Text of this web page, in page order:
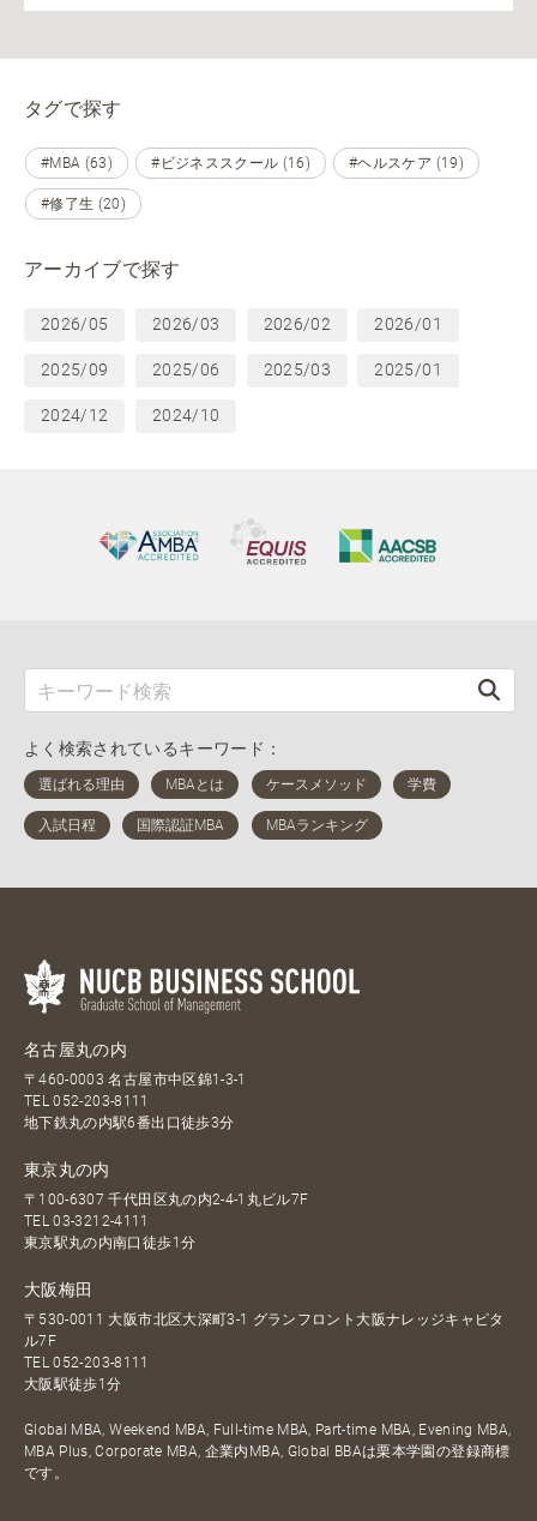
タグで探す
#MBA (63) #ビジネススクール (16) #ヘルスケア (19)
#修了生 (20)
アーカイブで探す
2026/05 2026/03 2026/02 2026/01
2025/09 2025/06 2025/03 2025/01
2024/12 2024/10
よく検索されているキーワード：
名古屋丸の内
〒460-0003 名古屋市中区錦1-3-1
TEL052-203-8111
地下鉄丸の内駅6番出口徒歩3分
東京丸の内
〒100-6307 千代田区丸の内2-4-1丸ビル7F
TEL03-3212-4111
東京駅丸の内南口徒歩1分
大阪梅田
〒530-0011 大阪市北区大深町3-1 グランフロント大阪ナレッジキャピタ
ル7F
TEL052-203-8111
大阪駅徒歩1分
Global MBA, Weekend MBA, Full-time MBA, Part-time MBA, Evening MBA,
MBA Plus, Corporate MBA, 企業内MBA, Global BBAは栗本学園の登録商標
です。